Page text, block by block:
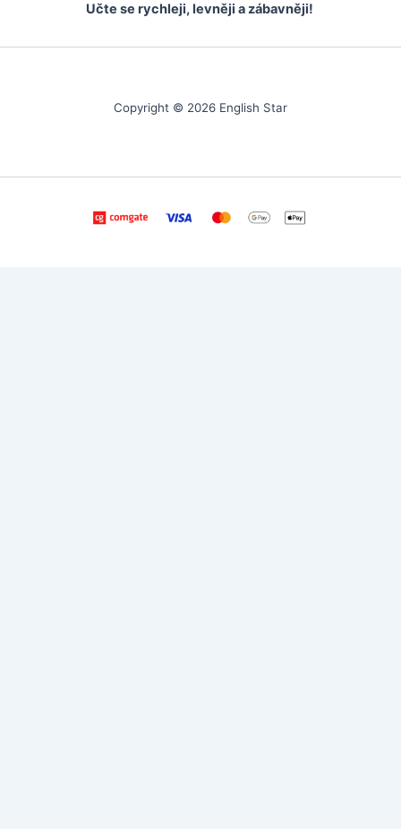
Učte se rychleji, levněji a zábavněji!
Copyright © 2026 English Star